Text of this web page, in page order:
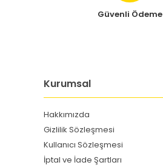
Güvenli Ödeme
Kurumsal
Hakkımızda
Gizlilik Sözleşmesi
Kullanıcı Sözleşmesi
İptal ve İade Şartları